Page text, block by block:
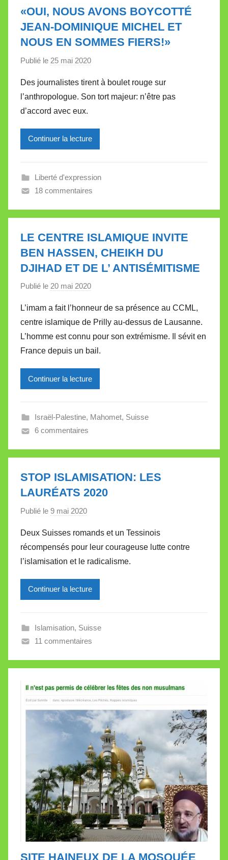
l
t
t
«OUI, NOUS AVONS BOYCOTTÉ
JEAN-DOMINIQUE MICHEL ET
NOUS EN SOMMES FIERS!»
Publié le 25 mai 2020
r
M
r
e
l
e
a
l
e
t
Des journalistes tirent à boulet rouge sur
l’anthropologue. Son tort majeur: n’être pas
d’accord avec eux.
Continuer la lecture
Liberté d'expression
18 commentaires
LE CENTRE ISLAMIQUE INVITE
BEN HASSEN, CHEIKH DU
DJIHAD ET DE L’ ANTISÉMITISME
Publié le 20 mai 2020
r
M
r
i
l
e
l
t
L’imam a fait l’honneur de sa présence au CCML,
centre islamique de Prilly au-dessus de Lausanne.
L’homme est connu pour son extrémisme. Il sévit en
France depuis un bail.
Continuer la lecture
Israël-Palestine, Mahomet, Suisse
6 commentaires
STOP ISLAMISATION: LES
LAURÉATS 2020
Publié le 9 mai 2020
r
M
i
r
e
l
e
a
l
e
t
e
Deux Suisses romands et un Tessinois
récompensés pour leur courageuse lutte contre
l’islamisation et le radicalisme.
Continuer la lecture
Islamisation, Suisse
11 commentaires
SITE HAINEUX DE LA MOSQUÉE